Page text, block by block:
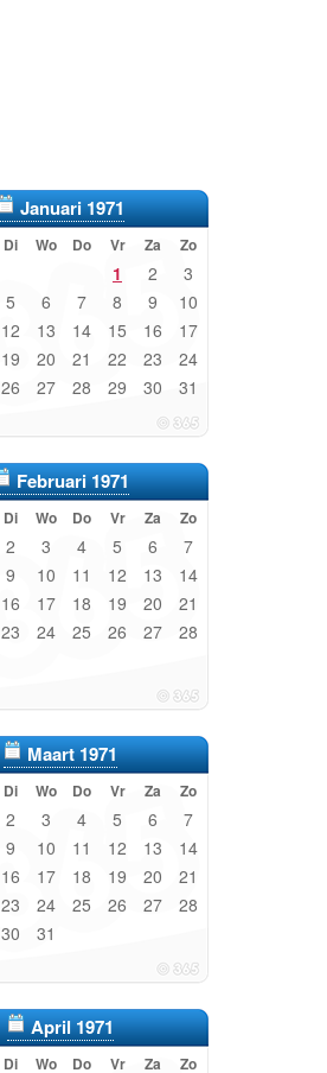
Januari 1971
Di Wo Do Vr Za Zo
1 2 3
5 6 7 8 9 10
12 13 14 15 16 17
19 20 21 22 23 24
26 27 28 29 30 31
Februari 1971
Di Wo Do Vr Za Zo
2 3 4 5 6 7
9 10 11 12 13 14
16 17 18 19 20 21
23 24 25 26 27 28
Maart 1971
Di Wo Do Vr Za Zo
2 3 4 5 6 7
9 10 11 12 13 14
16 17 18 19 20 21
23 24 25 26 27 28
30 31
April 1971
Di Wo Do Vr Za Zo